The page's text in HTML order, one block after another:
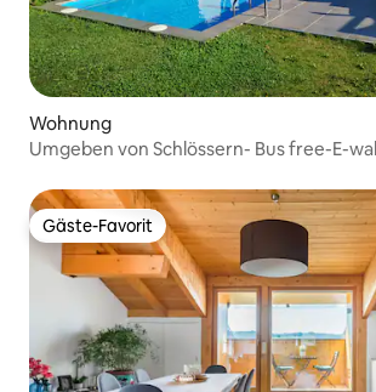
Wohnung
Umgeben von Schlössern- Bus free-E-
Gäste-Favorit
Gäste-Favorit